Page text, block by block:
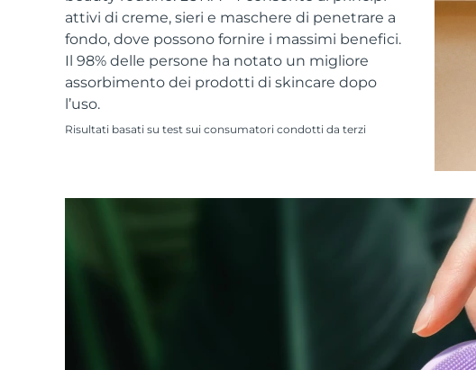
attivi di creme, sieri e maschere di penetrare a
fondo, dove possono fornire i massimi benefici.
Il 98% delle persone ha notato un migliore
assorbimento dei prodotti di skincare dopo
l’uso.
Risultati basati su test sui consumatori condotti da terzi
All acne treatment devices
All revitalizing eye massagers
Skincare KIWI™
Advanced pore care essentials
Serum
For healthy hair
issa™ Teeth Whitening Gel
18% PAP
Cosmetici
Uomini